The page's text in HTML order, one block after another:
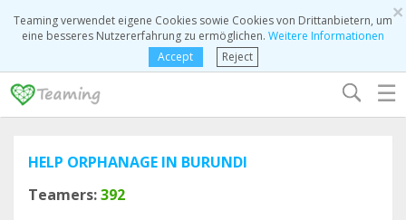
×
Teaming verwendet eigene Cookies sowie Cookies von Drittanbietern, um
eine besseres Nutzererfahrung zu ermöglichen. Weitere Informationen
Accept
Reject
☰
HELP ORPHANAGE IN BURUNDI
Teamers:392